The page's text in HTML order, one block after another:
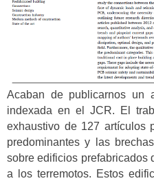
Acaban de publicarnos un
indexada en el JCR. El
exhaustivo de 127 artículos
predominantes y las
sobre edificios prefabricados
a los terremotos. Estos